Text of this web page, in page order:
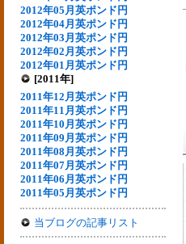
2012年05月英ポンド円
2012年04月英ポンド円
2012年03月英ポンド円
2012年02月英ポンド円
2012年01月英ポンド円
[2011年]
2011年12月英ポンド円
2011年11月英ポンド円
2011年10月英ポンド円
2011年09月英ポンド円
2011年08月英ポンド円
2011年07月英ポンド円
2011年06月英ポンド円
2011年05月英ポンド円
当ブログの記事リスト